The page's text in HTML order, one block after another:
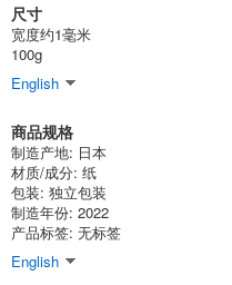
尺寸
宽度约1毫米
100g
English
商品规格
制造产地: 日本
材质/成分: 纸
包装: 独立包装
制造年份: 2022
产品标签: 无标签
English